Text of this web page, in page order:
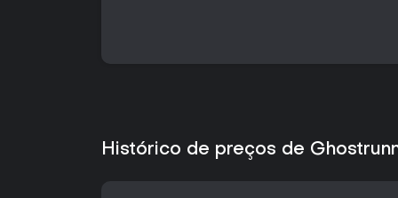
Histórico de preços de